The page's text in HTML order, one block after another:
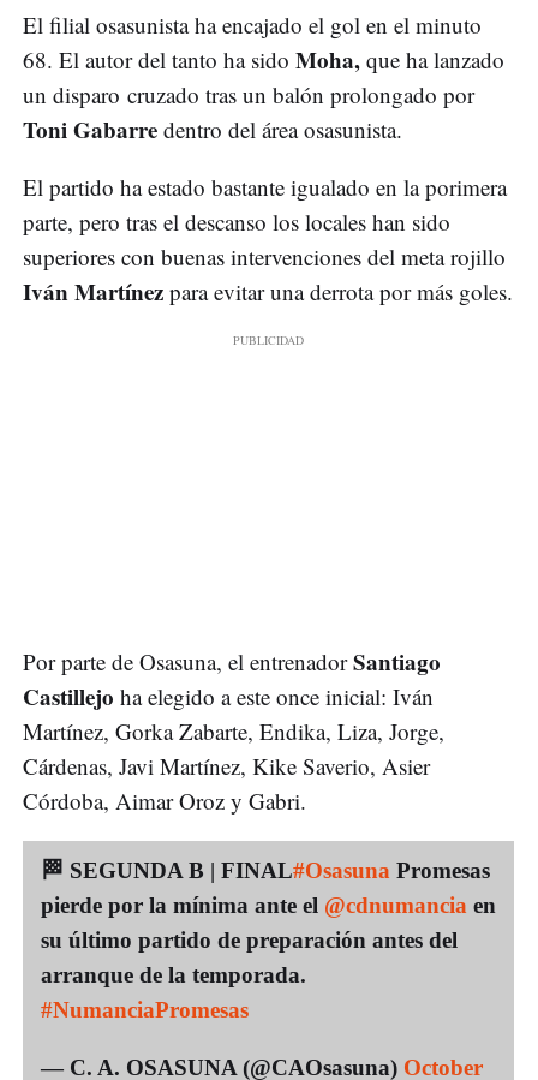
El filial osasunista ha encajado el gol en el minuto
68. El autor del tanto ha sido Moha, que ha lanzado
un disparo cruzado tras un balón prolongado por
Toni Gabarre dentro del área osasunista.
El partido ha estado bastante igualado en la porimera
parte, pero tras el descanso los locales han sido
superiores con buenas intervenciones del meta rojillo
Iván Martínez para evitar una derrota por más goles.
Por parte de Osasuna, el entrenadorSantiago
Castillejo ha elegido a este once inicial: Iván
Martínez, Gorka Zabarte, Endika, Liza, Jorge,
Cárdenas, Javi Martínez, Kike Saverio, Asier
Córdoba, Aimar Oroz y Gabri.
🏁 SEGUNDA B | FINAL#Osasuna Promesas
pierde por la mínima ante el @cdnumancia en
su último partido de preparación antes del
arranque de la temporada.
#NumanciaPromesas
— C. A. OSASUNA (@CAOsasuna) October